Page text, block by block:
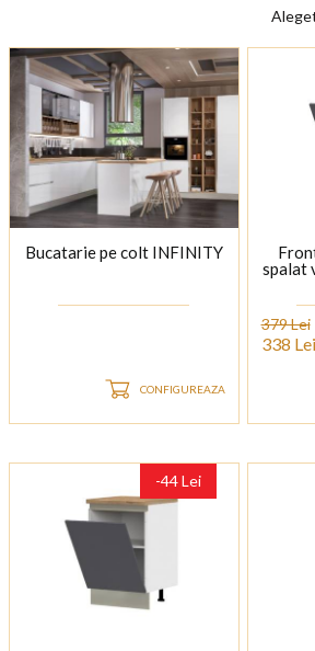
Bucatarie pe colt INFINITY
CONFIGUREAZA
spalat
379 Lei
338 Lei
-44 Lei